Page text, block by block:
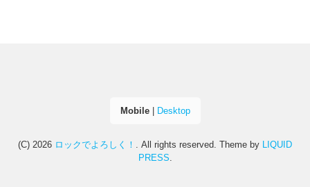
Mobile| Desktop
(C) 2026 ロックでよろしく！ . All rights reserved. Theme by
LIQUID
PRESS